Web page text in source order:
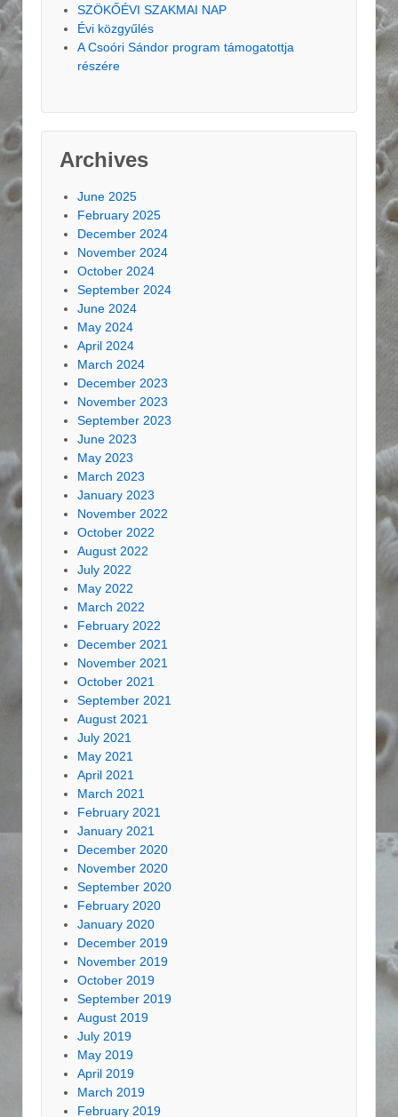
SZÖKŐÉVI SZAKMAI NAP
Évi közgyűlés
A Csoóri Sándor program támogatottja
részére
Archives
June 2025
February 2025
December 2024
November 2024
October 2024
September 2024
June 2024
May 2024
April 2024
March 2024
December 2023
November 2023
September 2023
June 2023
May 2023
March 2023
January 2023
November 2022
October 2022
August 2022
July 2022
May 2022
March 2022
February 2022
December 2021
November 2021
October 2021
September 2021
August 2021
July 2021
May 2021
April 2021
March 2021
February 2021
January 2021
December 2020
November 2020
September 2020
February 2020
January 2020
December 2019
November 2019
October 2019
September 2019
August 2019
July 2019
May 2019
April 2019
March 2019
February 2019